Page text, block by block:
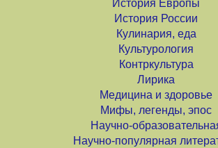
История Европы
История России
Кулинария, еда
Культурология
Контркультура
Лирика
Медицина и здоровье
Мифы, легенды, эпос
Научно-
Научно-популярная